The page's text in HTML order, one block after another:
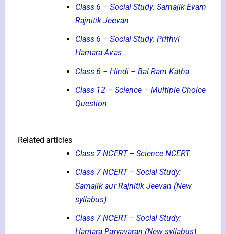
Class 6 – Social Study: Samajik Evam
Rajnitik Jeevan
Class 6 – Social Study: Prithvi
Hamara Avas
Class 6 – Hindi – Bal Ram Katha
Class 12 – Science – Multiple Choice
Question
Related articles
Class 7 NCERT – Science NCERT
Class 7 NCERT – Social Study:
Samajik aur Rajnitik Jeevan (New
syllabus)
Class 7 NCERT – Social Study:
Hamara Paryavaran (New syllabus)